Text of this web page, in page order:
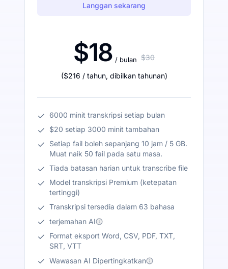
Langgan sekarang
$18 / bulan $30
($216 / tahun, dibilkan tahunan)
6000 minit transkripsi setiap bulan
$20 setiap 3000 minit tambahan
Setiap fail boleh sepanjang 10 jam / 5 GB.
Muat naik 50 fail pada satu masa.
Tiada batasan harian untuk transcribe file
Model transkripsi Premium (ketepatan
tertinggi)
Transkripsi tersedia dalam 63 bahasa
terjemahan AI
Format eksport Word, CSV, PDF, TXT,
SRT, VTT
Wawasan AI Dipertingkatkan